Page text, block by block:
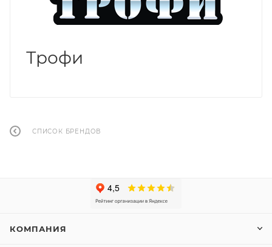
Трофи
СПИСОК БРЕНДОВ
КОМПАНИЯ